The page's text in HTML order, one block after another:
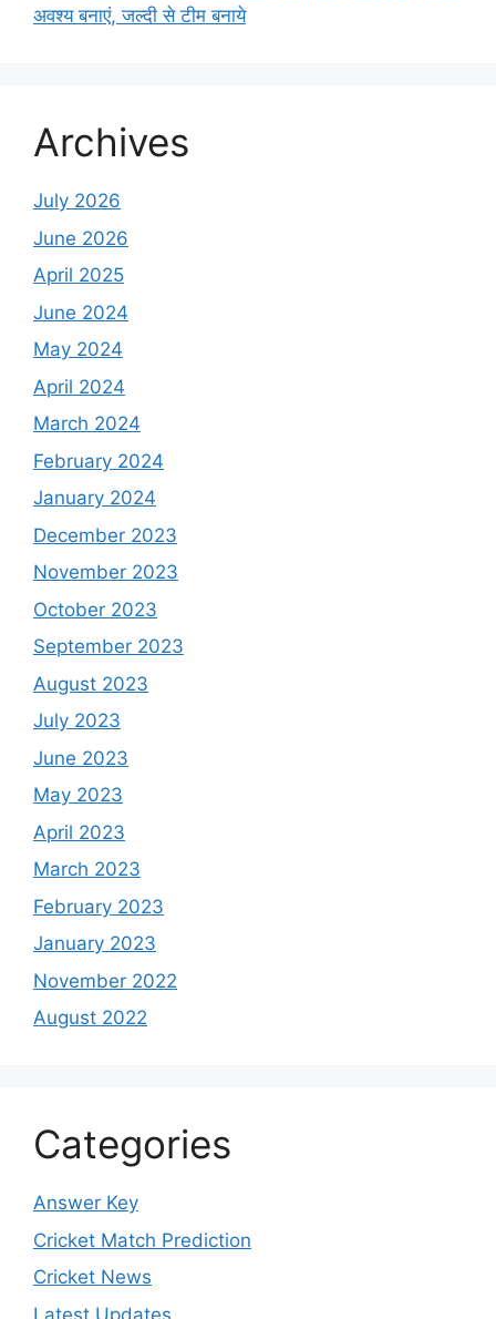
अवश्य बनाएं, जल्दी से टीम बनाये
Archives
July 2026
June 2026
April 2025
June 2024
May 2024
April 2024
March 2024
February 2024
January 2024
December 2023
November 2023
October 2023
September 2023
August 2023
July 2023
June 2023
May 2023
April 2023
March 2023
February 2023
January 2023
November 2022
August 2022
Categories
Answer Key
Cricket Match Prediction
Cricket News
Latest Updates